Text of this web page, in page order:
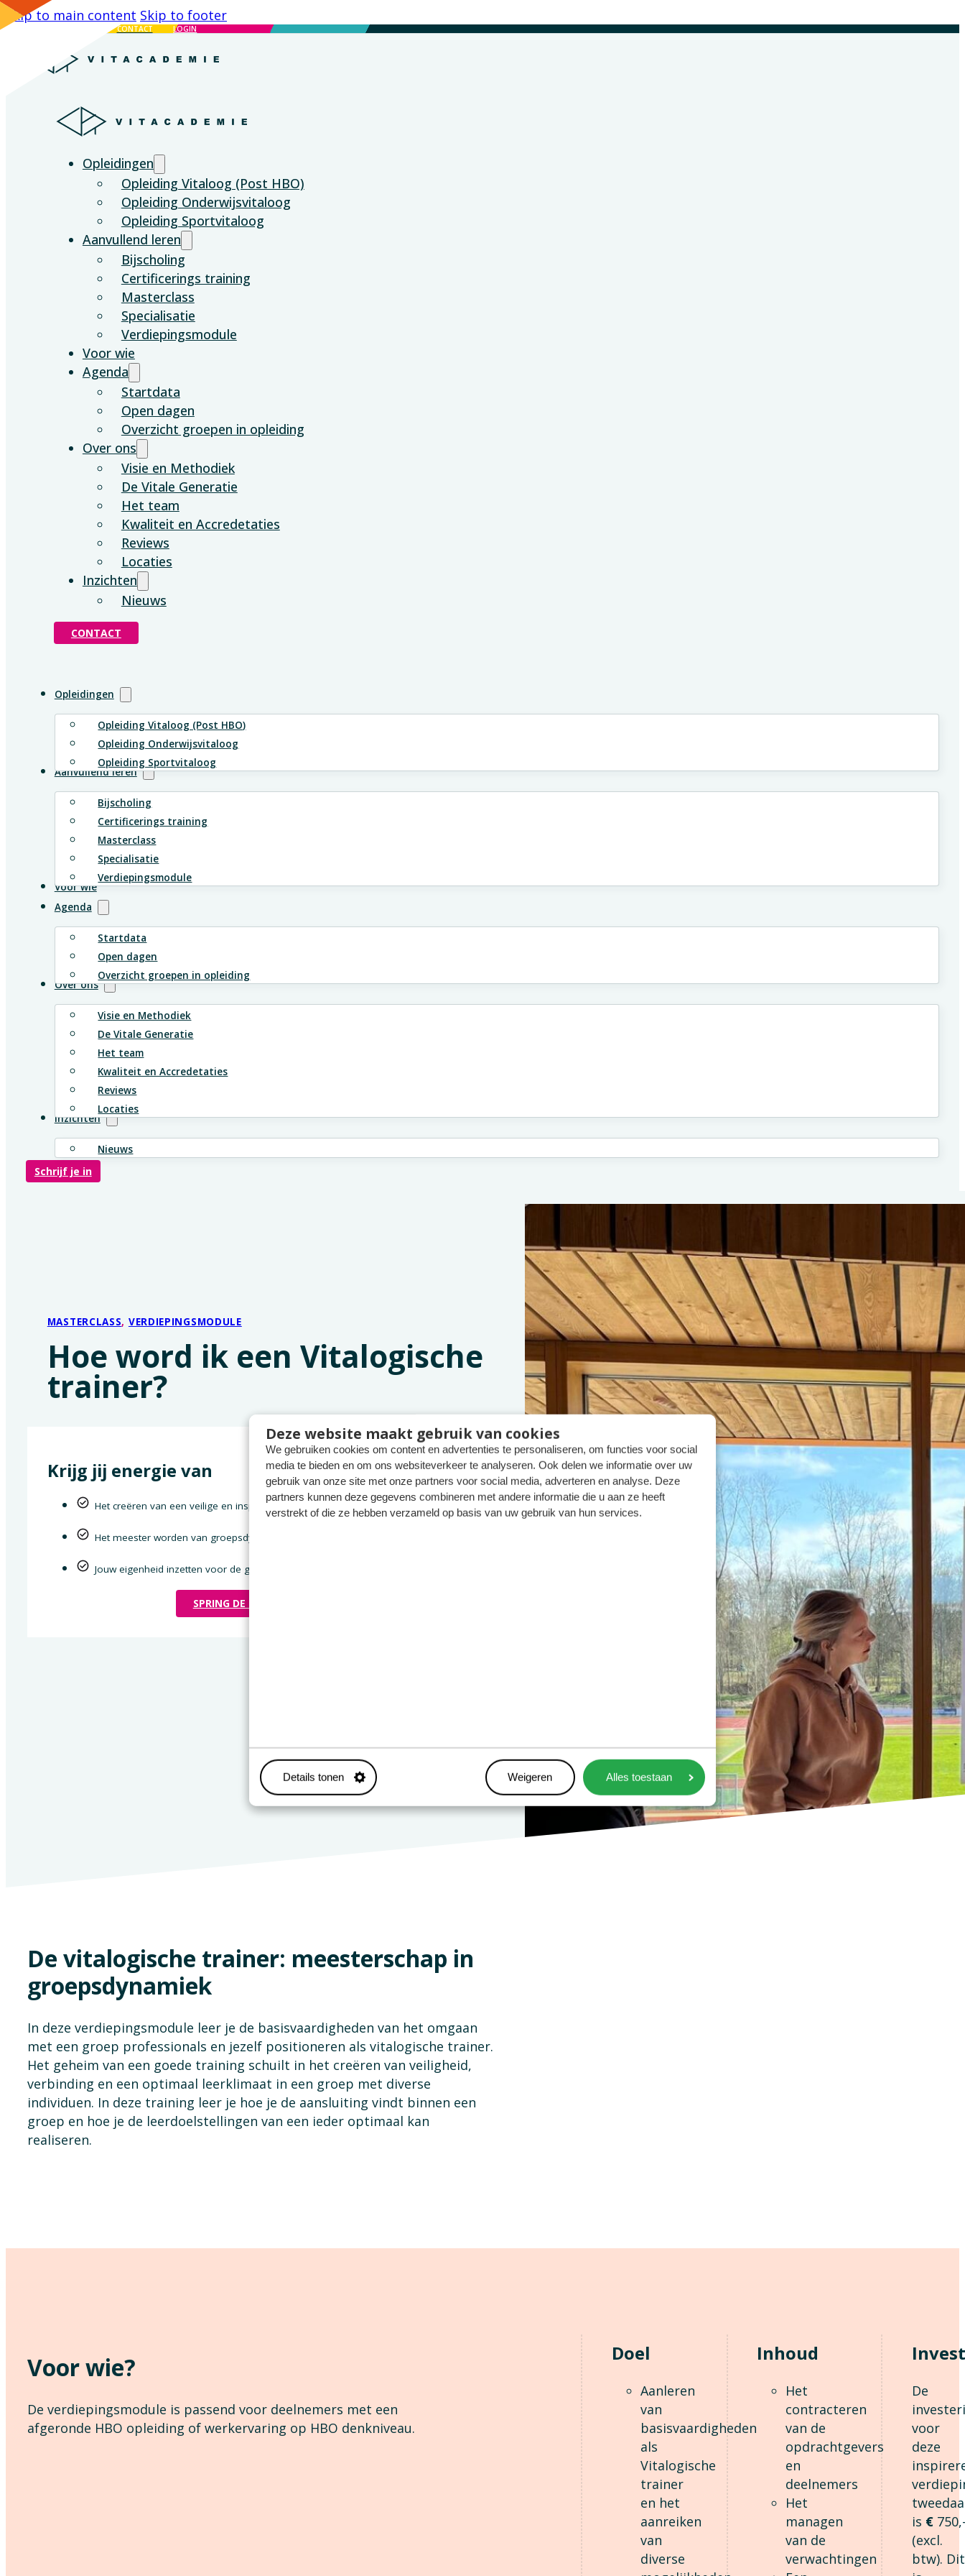
Deze website maakt gebruik van cookies
We gebruiken cookies om content en advertenties te personaliseren, om functies voor social
media te bieden en om ons websiteverkeer te analyseren. Ook delen we informatie over uw
gebruik van onze site met onze partners voor social media, adverteren en analyse. Deze
partners kunnen deze gegevens combineren met andere informatie die u aan ze heeft
verstrekt of die ze hebben verzameld op basis van uw gebruik van hun services.
Details tonen Weigeren Alles toestaan
Skip to main content Skip to footer
CONTACT LOGIN
Opleidingen
Opleiding Vitaloog (Post HBO)
Opleiding Onderwijsvitaloog
Opleiding Sportvitaloog
Aanvullend leren
Bijscholing
Certificerings training
Masterclass
Specialisatie
Verdiepingsmodule
Voor wie
Agenda
Startdata
Open dagen
Overzicht groepen in opleiding
Over ons
Visie en Methodiek
De Vitale Generatie
Het team
Kwaliteit en Accredetaties
Reviews
Locaties
Inzichten
Nieuws
CONTACT
Opleidingen
Opleiding Vitaloog (Post HBO)
Opleiding Onderwijsvitaloog
Opleiding Sportvitaloog
Aanvullend leren
Bijscholing
Certificerings training
Masterclass
Specialisatie
Verdiepingsmodule
Voor wie
Agenda
Startdata
Open dagen
Overzicht groepen in opleiding
Over ons
Visie en Methodiek
De Vitale Generatie
Het team
Kwaliteit en Accredetaties
Reviews
Locaties
Inzichten
Nieuws
Schrijf je in
MASTERCLASS, VERDIEPINGSMODULE
Hoe word ik een Vitalogische
trainer?
Krijg jij energie van
Het creëren van een veilige en inspirerende leeromgeving
Het meester worden van groepsdynamiek
Jouw eigenheid inzetten voor de groep
SPRING DE SCHOOLBANKEN IN
De vitalogische trainer: meesterschap in
groepsdynamiek
In deze verdiepingsmodule leer je de basisvaardigheden van het omgaan
met een groep professionals en jezelf positioneren als vitalogische trainer.
Het geheim van een goede training schuilt in het creëren van veiligheid,
verbinding en een optimaal leerklimaat in een groep met diverse
individuen. In deze training leer je hoe je de aansluiting vindt binnen een
groep en hoe je de leerdoelstellingen van een ieder optimaal kan
realiseren.
Voor wie?
De verdiepingsmodule is passend voor deelnemers met een
afgeronde HBO opleiding of werkervaring op HBO denkniveau.
Doel
Aanleren
van
basisvaardigheden
als
Vitalogische
trainer
en het
aanreiken
van
diverse
Inhoud
Het
contracteren
van de
opdrachtgevers
en
deelnemers
Het
managen
van de
verwachtingen
De
voor
deze
is €
(excl.
btw). Dit